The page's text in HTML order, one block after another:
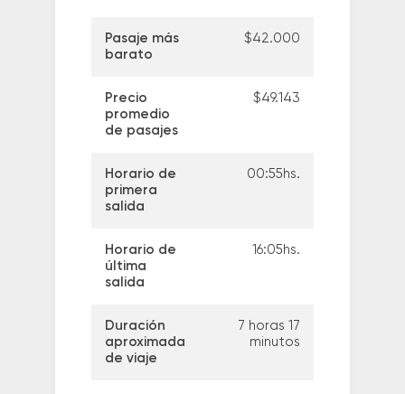
Pasaje más
barato
$42.000
Precio
promedio
de pasajes
$49.143
Horario de
primera
salida
00:55hs.
Horario de
última
salida
16:05hs.
Duración
aproximada
de viaje
7 horas 17
minutos